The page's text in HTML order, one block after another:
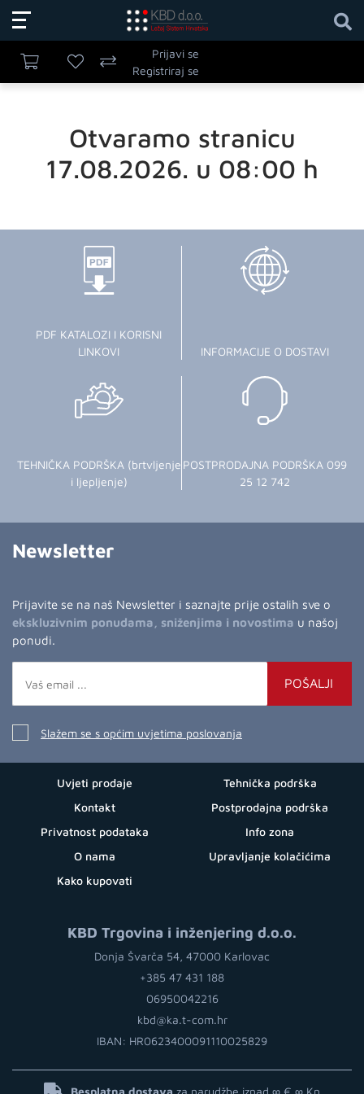
Prijavi se
Registriraj se
Otvaramo stranicu
17.08.2026. u 08:00 h
PDF KATALOZI I KORISNI
LINKOVI
INFORMACIJE O DOSTAVI
TEHNIČKA PODRŠKA (brtvljenje
i ljepljenje)
POSTPRODAJNA PODRŠKA 099
25 12 742
Newsletter
Prijavite se na naš Newsletter i saznajte prije ostalih sve o
ekskluzivnim ponudama, sniženjima i novostima u našoj
ponudi.
POŠALJI
Slažem se s općim uvjetima poslovanja
Uvjeti prodaje
Kontakt
Privatnost podataka
O nama
Kako kupovati
Tehnička podrška
Postprodajna podrška
Info zona
Upravljanje kolačićima
KBD Trgovina i inženjering d.o.o.
Donja Švarča 54, 47000 Karlovac
+385 47 431 188
06950042216
kbd@ka.t-com.hr
IBAN: HR0623400091110025829
Besplatna dostava za narudžbe iznad ∞ € ∞ Kn